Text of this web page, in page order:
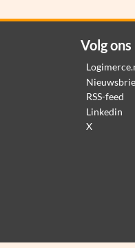
Volg ons
RSS-feed
Linkedin
X